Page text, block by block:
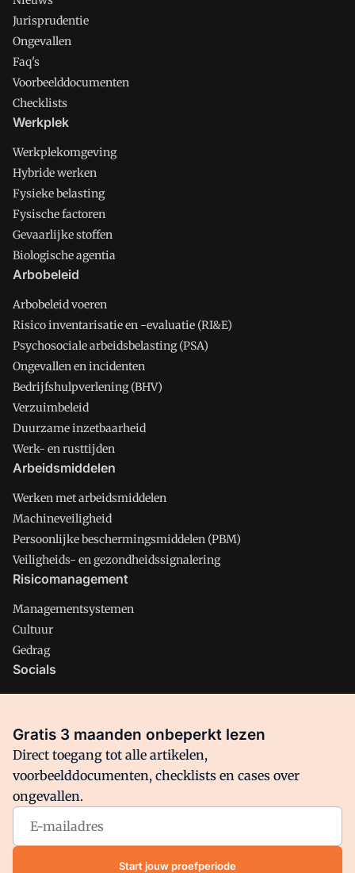
Jurisprudentie
Ongevallen
Faq's
Voorbeelddocumenten
Checklists
Werkplek
Werkplekomgeving
Hybride werken
Fysieke belasting
Fysische factoren
Gevaarlijke stoffen
Biologische agentia
Arbobeleid
Arbobeleid voeren
Risico inventarisatie en -evaluatie (RI&E)
Psychosociale arbeidsbelasting (PSA)
Ongevallen en incidenten
Bedrijfshulpverlening (BHV)
Verzuimbeleid
Duurzame inzetbaarheid
Werk- en rusttijden
Arbeidsmiddelen
Werken met arbeidsmiddelen
Machineveiligheid
Persoonlijke beschermingsmiddelen (PBM)
Veiligheids- en gezondheidssignalering
Risicomanagement
Managementsystemen
Cultuur
Gedrag
Socials
Facebook
Arbo is onderdeel van VMN media. Lees inons manifestwaar
VMN media voor staat. Op gebruik van deze site zijn de
volgende regelingen van toepassing:Algemene Voorwaarden
Privacy en Cookie beleid|Privacy instellingen
Gratis 3 maanden onbeperkt lezen
Direct toegang tot alle artikelen,
voorbeelddocumenten, checklists en cases over
ongevallen.
Start jouw proefperiode